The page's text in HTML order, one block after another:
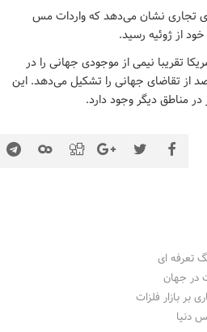
تجاری نشان می‌دهد که واردات مس
از ژوئیه رسید.
تقریبا نیمی از موجودی جهانی را در
دارد، اما فقط کمتر از ۱۰ درصد از تقاضای جهانی را تشکیل می‌دهد. این
مناطق دیگر وجود دارد.
تعرفه ای
در جهان
بر بازار فلزات
دنیا